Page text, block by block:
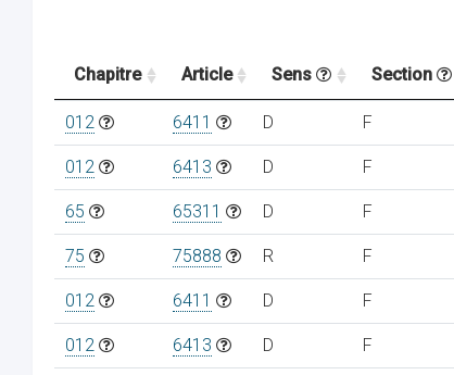
Chapitre Article Sens Section
012 6411 D F
012 6413 D F
65 65311 D F
75 75888 R F
012 6411 D F
012 6413 D F